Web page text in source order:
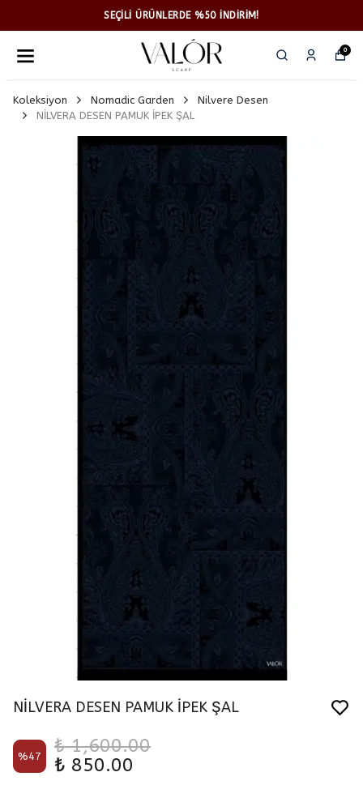
SEÇİLİ ÜRÜNLERDE %50 İNDİRİM!
0
Koleksiyon Nomadic Garden
Nilvere Desen
NİLVERA DESEN PAMUK İPEK ŞAL
NİLVERA DESEN PAMUK İPEK ŞAL
%47
₺ 1,600.00
₺ 850.00